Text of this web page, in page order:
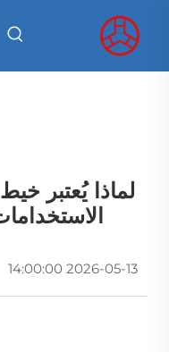
لماذا يُعتبر
2026-05-13 14:00:00